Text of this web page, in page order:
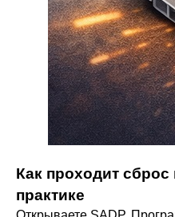
Как проходит
практике